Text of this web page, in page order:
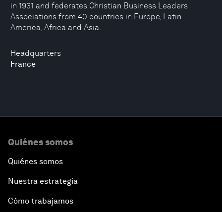
Headquarters
France
in 1931 and federates Christian Business Leaders
Associations from 40 countries in Europe, Latin
America, Africa and Asia.
Quiénes somos
Quiénes somos
Nuestra estrategia
Cómo trabajamos